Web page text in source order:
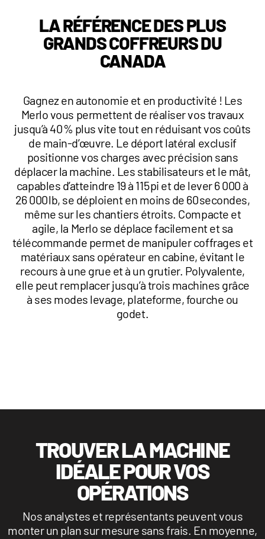
1 877-641-8355
CONTACTEZ-NOUS
LA RÉFÉRENCE DES PLUS
GRANDS COFFREURS DU
CANADA
Gagnez en autonomie et en productivité ! Les
Merlo vous permettent de réaliser vos travaux
jusqu’à 40 % plus vite tout en réduisant vos coûts
de main-d’œuvre. Le déport latéral exclusif
positionne vos charges avec précision sans
déplacer la machine. Les stabilisateurs et le mât,
capables d’atteindre 19 à 115 pi et de lever 6 000 à
26 000 lb, se déploient en moins de 60 secondes,
même sur les chantiers étroits. Compacte et
agile, la Merlo se déplace facilement et sa
télécommande permet de manipuler coffrages et
matériaux sans opérateur en cabine, évitant le
recours à une grue et à un grutier. Polyvalente,
elle peut remplacer jusqu’à trois machines grâce
à ses modes levage, plateforme, fourche ou
godet.
TROUVER LA MACHINE
IDÉALE POUR VOS
OPÉRATIONS
Nos analystes et représentants peuvent vous
monter un plan sur mesure sans frais. En moyenne,